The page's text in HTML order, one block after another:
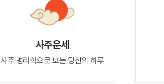
사주운세
사주 명리학으로 보는 당신의 하루